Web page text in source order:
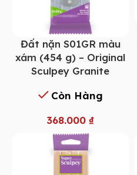
Đất nặn S01GR màu
xám (454 g) – Original
Sculpey Granite
Còn Hàng
368.000 ₫